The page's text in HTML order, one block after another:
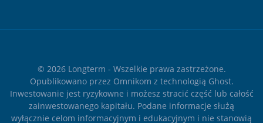
© 2026 Longterm - Wszelkie prawa zastrzeżone.
Opublikowano przez Omnikom z technologią Ghost.
Inwestowanie jest ryzykowne i możesz stracić część lub całość
zainwestowanego kapitału. Podane informacje służą
wyłącznie celom informacyjnym i edukacyjnym i nie stanowią